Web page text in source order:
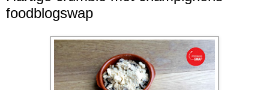
foodblogswap